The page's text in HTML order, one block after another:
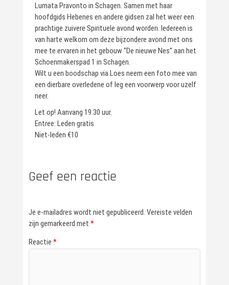
Lumata Pravonto in Schagen. Samen met haar
hoofdgids Hebenes en andere gidsen zal het weer een
prachtige zuivere Spirituele avond worden. Iedereen is
van harte welkom om deze bijzondere avond met ons
mee te ervaren in het gebouw “De nieuwe Nes” aan het
Schoenmakerspad 1 in Schagen.
Wilt u een boodschap via Loes neem een foto mee van
een dierbare overledene of leg een voorwerp voor uzelf
neer.
Let op! Aanvang 19.30 uur.
Entree: Leden gratis
Niet-leden €10
Geef een reactie
Je e-mailadres wordt niet gepubliceerd. Vereiste velden
zijn gemarkeerd met *
Reactie *